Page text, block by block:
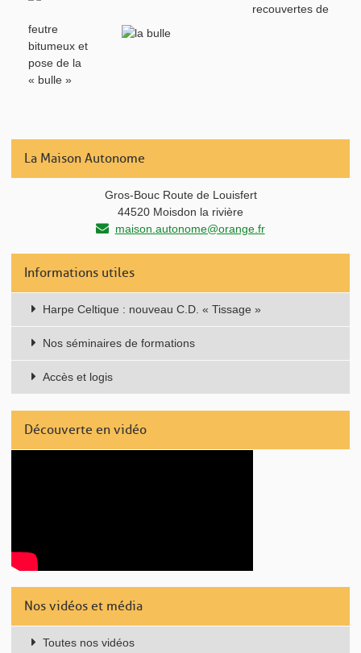
recouvertes de
feutre
bitumeux et
pose de la
« bulle »
La Maison Autonome
Gros-Bouc Route de Louisfert
44520 Moisdon la rivière
maison.autonome@orange.fr
Informations utiles
Harpe Celtique : nouveau C.D. « Tissage »
Nos séminaires de formations
Accès et logis
Découverte en vidéo
Nos vidéos et média
Toutes nos vidéos